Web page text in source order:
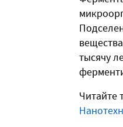
тысячу
Читайте